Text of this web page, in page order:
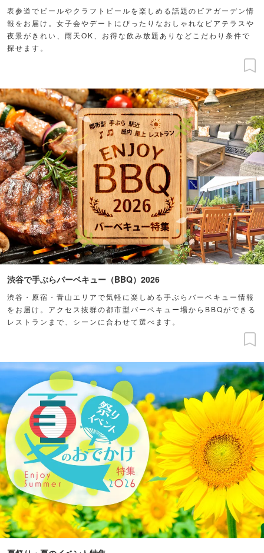
表参道でビールやクラフトビールを楽しめる話題のビアガーデン情
報をお届け。女子会やデートにぴったりなおしゃれなビアテラスや
夜景がきれい、雨天OK、お得な飲み放題ありなどこだわり条件で
探せます。
渋谷で手ぶらバーベキュー（BBQ）2026
渋谷・原宿・青山エリアで気軽に楽しめる手ぶらバーベキュー情報
をお届け。アクセス抜群の都市型バーベキュー場からBBQができる
レストランまで、シーンに合わせて選べます。